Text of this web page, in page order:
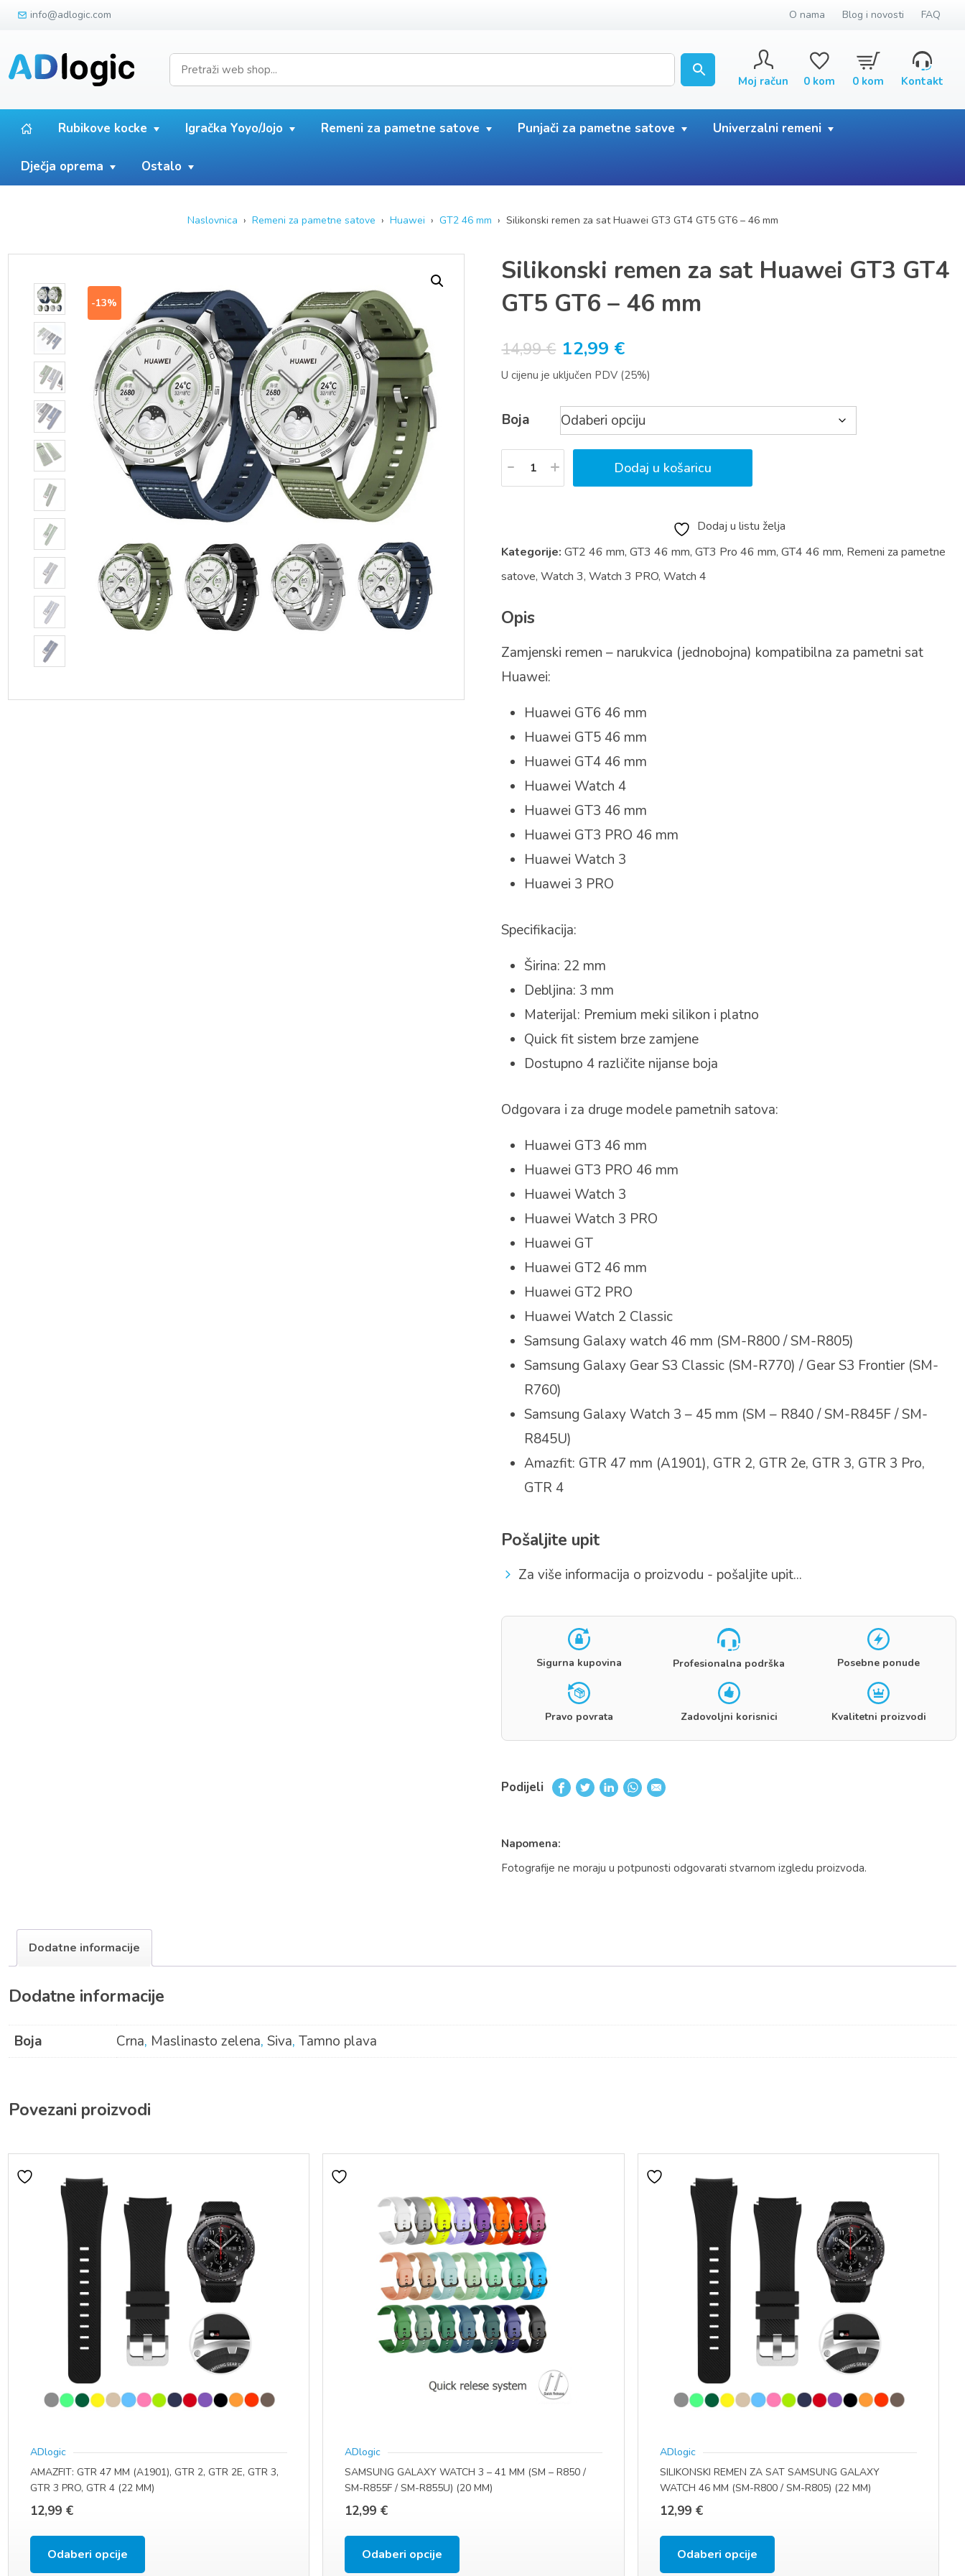
info@adlogic.com O nama Blog i novosti FAQ
Moj račun 0 kom 0 kom Kontakt
Rubikove kocke Igračka Yoyo/Jojo Remeni za pametne satove Punjači za pametne satove Univerzalni remeni
Dječja oprema Ostalo
Naslovnica › Remeni za pametne satove › Huawei › GT2 46 mm › Silikonski remen za sat Huawei GT3 GT4 GT5 GT6 – 46 mm
-13%
Silikonski remen za sat Huawei GT3 GT4
GT5 GT6 – 46 mm
14,99€ Izvorna
cijena
je:
14,99 €.
12,99 €
cijena
12,99 €.
U cijenu je uključen PDV (25%)
Boja
Količina Dodaj u košaricu
Dodaj u listu želja
Kategorije: GT2 46 mm,GT3 46 mm,GT3 Pro 46 mm,GT4 46 mm, Remeni za pametne
satove,Watch 3,Watch 3 PRO,Watch 4
Opis
Zamjenski remen – narukvica (jednobojna) kompatibilna za pametni sat
Huawei:
Huawei GT6 46 mm
Huawei GT5 46 mm
Huawei GT4 46 mm
Huawei Watch 4
Huawei GT3 46 mm
Huawei GT3 PRO 46 mm
Huawei Watch 3
Huawei 3 PRO
Specifikacija:
Širina: 22 mm
Debljina: 3 mm
Materijal: Premium meki silikon i platno
Quick fit sistem brze zamjene
Dostupno 4 različite nijanse boja
Odgovara i za druge modele pametnih satova:
Huawei GT3 46 mm
Huawei GT3 PRO 46 mm
Huawei Watch 3
Huawei Watch 3 PRO
Huawei GT
Huawei GT2 46 mm
Huawei GT2 PRO
Huawei Watch 2 Classic
Samsung Galaxy watch 46 mm (SM-R800 / SM-R805)
Samsung Galaxy Gear S3 Classic (SM-R770) / Gear S3 Frontier (SM-
R760)
Samsung Galaxy Watch 3 – 45 mm (SM – R840 / SM-R845F / SM-
R845U)
Amazfit: GTR 47 mm (A1901), GTR 2, GTR 2e, GTR 3, GTR 3 Pro,
GTR 4
Pošaljite upit
Za više informacija o proizvodu - pošaljite upit...
Sigurna kupovina Profesionalna podrška Posebne ponude
Pravo povrata Zadovoljni korisnici Kvalitetni proizvodi
Podijeli
Napomena:
Fotografije ne moraju u potpunosti odgovarati stvarnom izgledu proizvoda.
Dodatne informacije
Dodatne informacije
Boja Crna, Maslinasto zelena, Siva, Tamno plava
Povezani proizvodi
ADlogic
AMAZFIT: GTR 47 MM (A1901), GTR 2, GTR 2E, GTR 3,
GTR 3 PRO, GTR 4 (22 MM)
12,99 €
Odaberi opcije
proizvod
ADlogic
SAMSUNG GALAXY WATCH 3 – 41 MM (SM – R850 /
SM-R855F / SM-R855U) (20 MM)
12,99 €
Odaberi opcije
proizvod
ADlogic
SILIKONSKI REMEN ZA SAT SAMSUNG GALAXY
WATCH 46 MM (SM-R800 / SM-R805) (22 MM)
12,99 €
Odaberi opcije
proizvod